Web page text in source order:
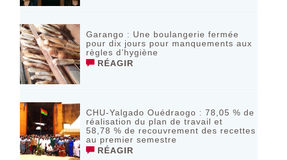
Garango : Une boulangerie fermée
pour dix jours pour manquements aux
règles d’hygiène
RÉAGIR
CHU-Yalgado Ouédraogo : 78,05 % de
réalisation du plan de travail et
58,78 % de recouvrement des recettes
au premier semestre
RÉAGIR